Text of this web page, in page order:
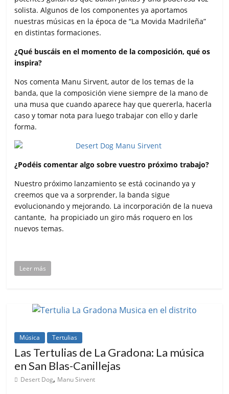
solista. Algunos de los componentes ya aportamos
nuestras músicas en la época de “La Movida Madrileña”
en distintas formaciones.
¿Qué buscáis en el momento de la composición, qué os
inspira?
Nos comenta Manu Sirvent, autor de los temas de la
banda, que la composición viene siempre de la mano de
una musa que cuando aparece hay que quererla, hacerla
caso y tomar nota para luego trabajar con ello y darle
forma.
¿Podéis comentar algo sobre vuestro próximo trabajo?
Nuestro próximo lanzamiento se está cocinando ya y
creemos que va a sorprender, la banda sigue
evolucionando y mejorando. La incorporación de la nueva
cantante, ha propiciado un giro más roquero en los
nuevos temas.
Leer más
Música Tertulias
Las Tertulias de La Gradona: La música
en San Blas-Canillejas
Desert Dog, Manu Sirvent